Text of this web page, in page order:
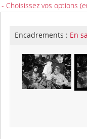
Choisissez vos options
Encadrements : En